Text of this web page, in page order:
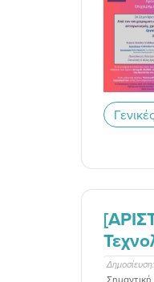
Δημοσίευση: